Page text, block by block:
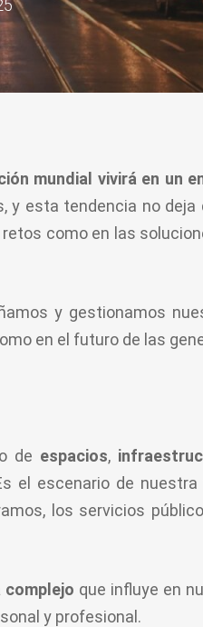
mundial vivirá en un
esta tendencia no
como en las
y gestionamos
en el futuro de las
de espacios,
el escenario de
los servicios
complejo que influye en
y profesional.